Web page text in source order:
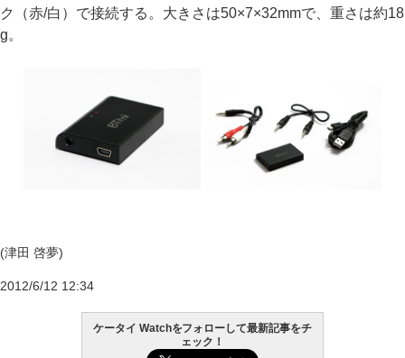
ク（赤/白）で接続する。大きさは50×7×32mmで、重さは約18
g。
(津田 啓夢)
2012/6/12 12:34
ケータイ Watchをフォローして最新記事をチ
ェック！